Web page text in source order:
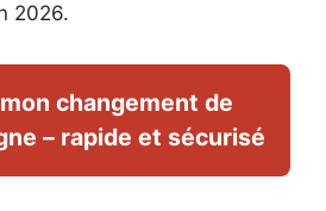
2026.
changement de
– rapide et sécurisé